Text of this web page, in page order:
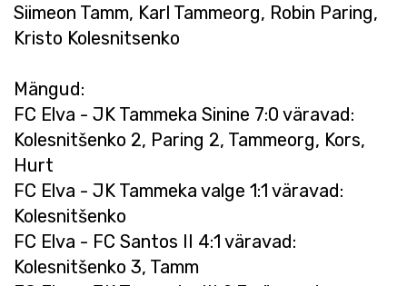
Siimeon Tamm, Karl Tammeorg, Robin Paring,
Kristo Kolesnitsenko
Mängud:
FC Elva - JK Tammeka Sinine 7:0 väravad:
Kolesnitšenko 2, Paring 2, Tammeorg, Kors,
Hurt
FC Elva - JK Tammeka valge 1:1 väravad:
Kolesnitšenko
FC Elva - FC Santos II 4:1 väravad:
Kolesnitšenko 3, Tamm